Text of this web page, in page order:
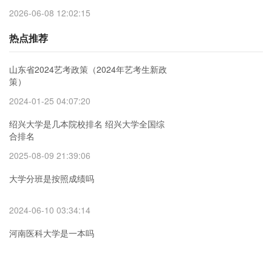
2026-06-08 12:02:15
热点推荐
山东省2024艺考政策（2024年艺考生新政
策）
2024-01-25 04:07:20
绍兴大学是几本院校排名 绍兴大学全国综
合排名
2025-08-09 21:39:06
大学分班是按照成绩吗
2024-06-10 03:34:14
河南医科大学是一本吗